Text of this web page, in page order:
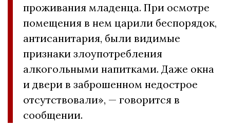
проживания младенца. При осмотре
помещения в нем царили беспорядок,
антисанитария, были видимые
признаки злоупотребления
алкогольными напитками. Даже окна
и двери в заброшенном недострое
отсутствовали», — говорится в
сообщении.